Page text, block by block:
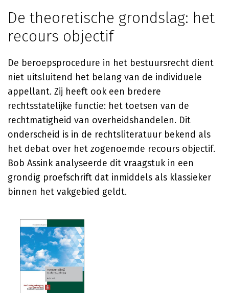
De theoretische grondslag: het
recours objectif
De beroepsprocedure in het bestuursrecht dient
niet uitsluitend het belang van de individuele
appellant. Zij heeft ook een bredere
rechtsstatelijke functie: het toetsen van de
rechtmatigheid van overheidshandelen. Dit
onderscheid is in de rechtsliteratuur bekend als
het debat over het zogenoemde recours objectif.
Bob Assinkanalyseerde dit vraagstuk in een
grondig proefschrift dat inmiddels als klassieker
binnen het vakgebied geldt.